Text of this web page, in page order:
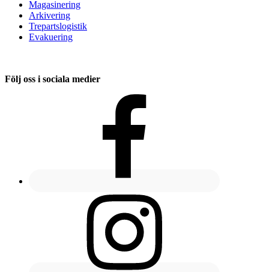
Magasinering
Arkivering
Trepartslogistik
Evakuering
Följ oss i sociala medier